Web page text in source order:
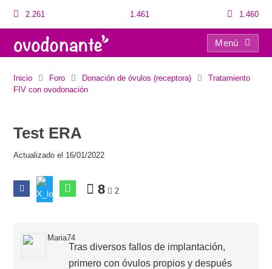
2.261 1.461 1.460
Menú
Inicio Foro Donación de óvulos (receptora)
Tratamiento
FIV con ovodonación
Test ERA
Actualizado el 16/01/2022
8 2
Maria74
Tras diversos fallos de implantación,
primero con óvulos propios y después